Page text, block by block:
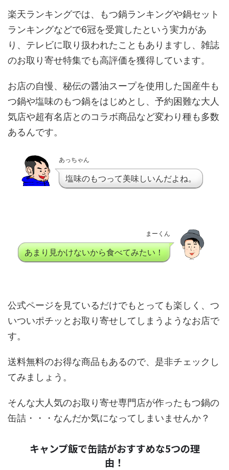
楽天ランキングでは、もつ鍋ランキングや鍋セット
ランキングなどで6冠を受賞したという実力があ
り、テレビに取り扱われたこともありますし、雑誌
のお取り寄せ特集でも高評価を獲得しています。
お店の自慢、秘伝の醤油スープを使用した国産牛も
つ鍋や塩味のもつ鍋をはじめとし、予約困難な大人
気店や超有名店とのコラボ商品など変わり種も多数
あるんです。
あっちゃん
塩味のもつって美味しいんだよね。
まーくん
あまり見かけないから食べてみたい！
公式ページを見ているだけでもとっても楽しく、つ
いついポチッとお取り寄せしてしまうようなお店で
す。
送料無料のお得な商品もあるので、是非チェックし
てみましょう。
そんな大人気のお取り寄せ専門店が作ったもつ鍋の
缶詰・・・なんだか気になってしまいませんか？
キャンプ飯で缶詰がおすすめな5つの理
由！